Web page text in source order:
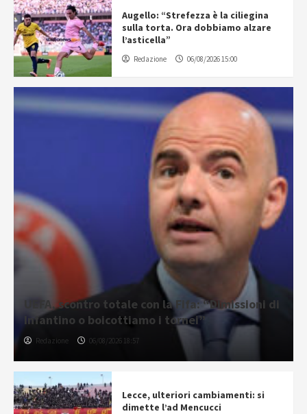
Augello: “Strefezza è la ciliegina
sulla torta. Ora dobbiamo alzare
l’asticella”
Redazione 06/08/2026 15:00
UEFA, scontro totale con la Fifa: “Dimissioni di
Infantino o boicottiamo i tornei”
Redazione 06/08/2026 18:57
Lecce, ulteriori cambiamenti: si
dimette l’ad Mencucci